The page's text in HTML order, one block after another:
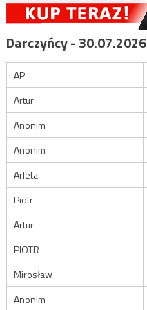
Darczyńcy - 30.07.2026
AP
Artur
Anonim
Anonim
Arleta
Piotr
Artur
PIOTR
Mirosław
Anonim